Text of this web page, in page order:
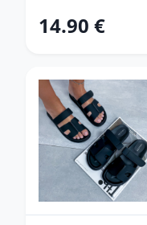
14.90 €